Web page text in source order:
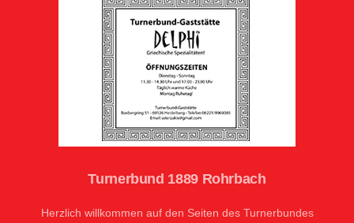
Turnerbund 1889 Rohrbach
Herzlich willkommen auf den Seiten des Turnerbundes